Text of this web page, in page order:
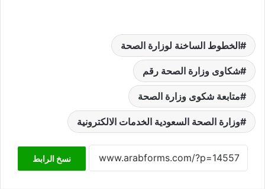
الخطوط الساخنة لوزارة الصحة
شكاوى وزارة الصحة رقم
متابعة شكوى وزارة الصحة
وزارة الصحة السعودية الخدمات الالكترونية
نسخ الرابط